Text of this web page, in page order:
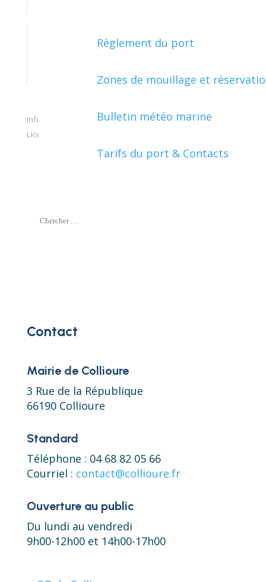
Règlement du port
Zones de mouillage et
Bulletin météo marine
Tarifs du port & Contacts
Informations issues deservice-public.fr – Données sous
Licence Ouverte
Contact
Mairie de Collioure
3 Rue de la République
66190 Collioure
Standard
Téléphone : 04 68 82 05 66
Courriel : contact@collioure.fr
Ouverture au public
Du lundi au vendredi
9h00-12h00 et 14h00-17h00